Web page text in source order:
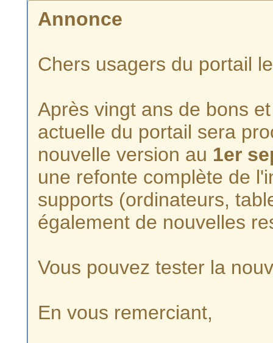
Annonce
Chers usagers du portail
Après vingt ans de bons
actuelle du portail sera
nouvelle version au 1er
une refonte complète de
supports (ordinateurs,
également de nouvelles
Vous pouvez tester la
En vous remerciant,